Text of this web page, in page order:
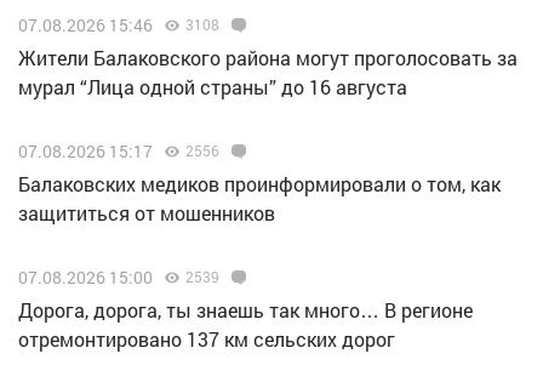
07.08.2026 15:46 3108
Жители Балаковского района могут проголосовать за
мурал “Лица одной страны” до 16 августа
07.08.2026 15:17 2556
Балаковских медиков проинформировали о том, как
защититься от мошенников
07.08.2026 15:00 2539
Дорога, дорога, ты знаешь так много… В регионе
отремонтировано 137 км сельских дорог